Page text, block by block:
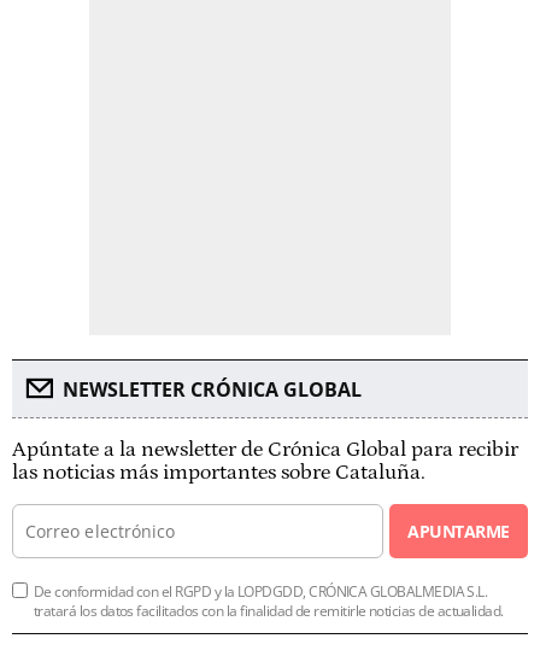
NEWSLETTER CRÓNICA GLOBAL
Apúntate a la newsletter de Crónica Global para recibir
las noticias más importantes sobre Cataluña.
APUNTARME
De conformidad con el RGPD y la LOPDGDD, CRÓNICA GLOBALMEDIA S.L.
tratará los datos facilitados con la finalidad de remitirle noticias de actualidad.